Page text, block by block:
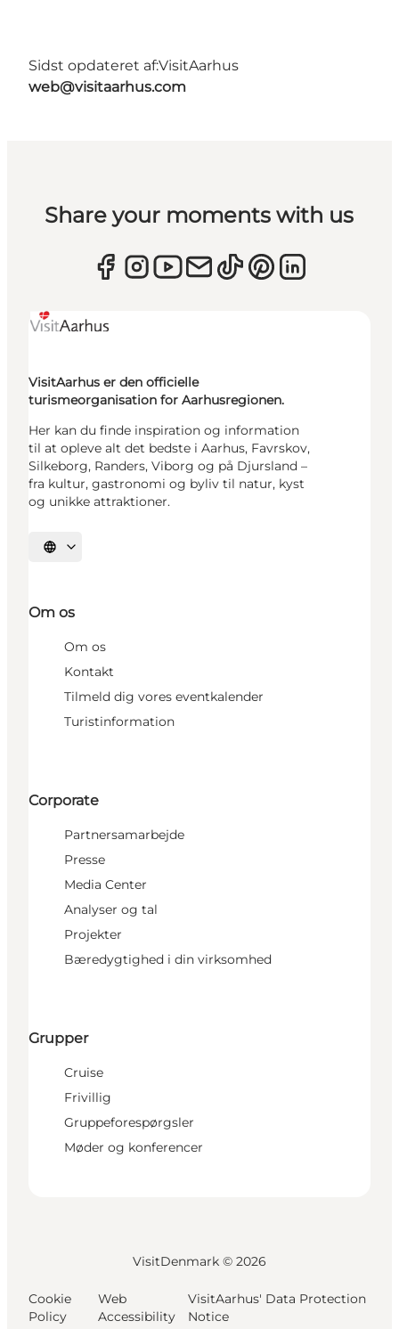
Sidst opdateret af:VisitAarhus
web@visitaarhus.com
Share your moments with us
VisitAarhus er den officielle
turismeorganisation for Aarhusregionen.
Her kan du finde inspiration og information
til at opleve alt det bedste i Aarhus, Favrskov,
Silkeborg, Randers, Viborg og på Djursland –
fra kultur, gastronomi og byliv til natur, kyst
og unikke attraktioner.
Vælg sprog
Om os
Om os
Kontakt
Tilmeld dig vores eventkalender
Turistinformation
Corporate
Partnersamarbejde
Presse
Media Center
Analyser og tal
Projekter
Bæredygtighed i din virksomhed
Grupper
Cruise
Frivillig
Gruppeforespørgsler
Møder og konferencer
VisitDenmark © 2026
Cookie
Policy
Web
Accessibility
VisitAarhus' Data Protection
Notice